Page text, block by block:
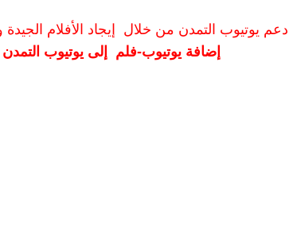
ادعم يوتيوب التمدن من خلال إيجاد الأفلام الجيدة
إضافة يوتيوب-فلم إلى يوتيوب التمدن